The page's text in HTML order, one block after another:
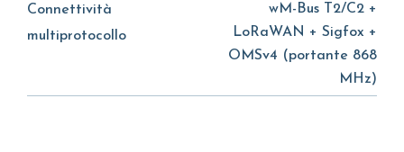
Connettività
multiprotocollo
wM-Bus T2/C2 +
LoRaWAN + Sigfox +
OMSv4 (portante 868
MHz)